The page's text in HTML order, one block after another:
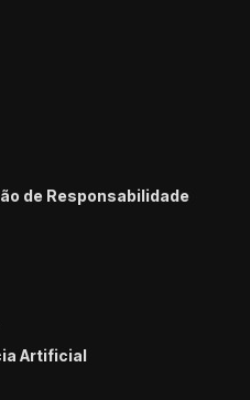
de Responsabilidade
Artificial